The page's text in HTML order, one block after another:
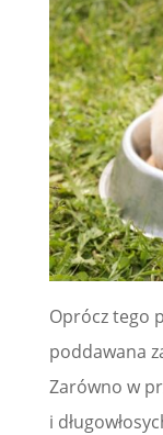
Oprócz tego
poddawana
Zarówno w
i